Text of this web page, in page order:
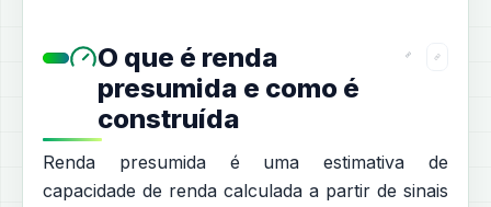
O que é renda
presumida e como é
construída
Renda presumida é uma estimativa de
capacidade de renda calculada a partir de sinais